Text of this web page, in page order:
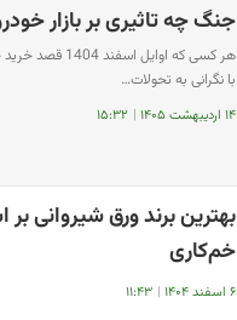
جنگ چه تاثیری بر بازار
هر کسی که
با نگرانی به تحولات…
۱۴ اردیبهشت ۱۴۰۵ | ۱۵:۳۲
بهترین برند ورق شیروانی
خم‌کاری
۶ اسفند ۱۴۰۴ | ۱۱:۴۳